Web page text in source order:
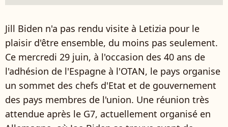
Jill Biden n'a pas rendu visite à Letizia pour le
plaisir d'être ensemble, du moins pas seulement.
Ce mercredi 29 juin, à l'occasion des 40 ans de
l'adhésion de l'Espagne à l'OTAN, le pays organise
un sommet des chefs d'Etat et de gouvernement
des pays membres de l'union. Une réunion très
attendue après le G7, actuellement organisé en